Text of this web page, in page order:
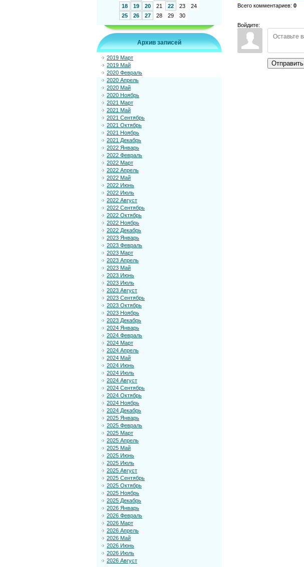
18
19 20 21 22 23
24
25
26 27 28 29 30
Архив записей
2019 Март
2019 Май
2020 Февраль
2020 Апрель
2020 Май
2020 Ноябрь
2021 Март
2021 Май
2021 Сентябрь
2021 Октябрь
2021 Ноябрь
2021 Декабрь
2022 Январь
2022 Февраль
2022 Март
2022 Апрель
2022 Май
2022 Июнь
2022 Июль
2022 Август
2022 Сентябрь
2022 Октябрь
2022 Ноябрь
2022 Декабрь
2023 Январь
2023 Февраль
2023 Март
2023 Апрель
2023 Май
2023 Июнь
2023 Июль
2023 Август
2023 Сентябрь
2023 Октябрь
2023 Ноябрь
2023 Декабрь
2024 Январь
2024 Февраль
2024 Март
2024 Апрель
2024 Май
2024 Июнь
2024 Июль
2024 Август
2024 Сентябрь
2024 Октябрь
2024 Ноябрь
2024 Декабрь
2025 Январь
2025 Февраль
2025 Март
2025 Апрель
2025 Май
2025 Июнь
2025 Июль
2025 Август
2025 Сентябрь
2025 Октябрь
2025 Ноябрь
2025 Декабрь
2026 Январь
2026 Февраль
2026 Март
2026 Апрель
2026 Май
2026 Июнь
2026 Июль
2026 Август
Всего комментариев: 0
Войдите:
Отправить